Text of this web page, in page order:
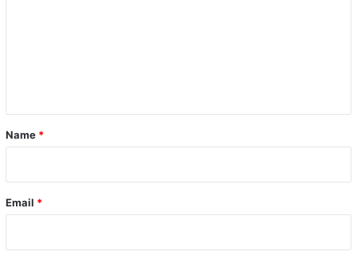
*
Name *
Email *